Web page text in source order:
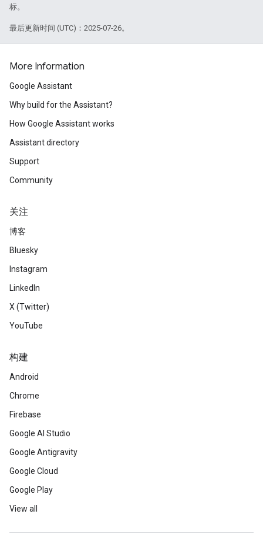
标。
最后更新时间 (UTC)：2025-07-26。
More Information
Google Assistant
Why build for the Assistant?
How Google Assistant works
Assistant directory
Support
Community
关注
博客
Bluesky
Instagram
LinkedIn
X (Twitter)
YouTube
构建
Android
Chrome
Firebase
Google AI Studio
Google Antigravity
Google Cloud
Google Play
View all